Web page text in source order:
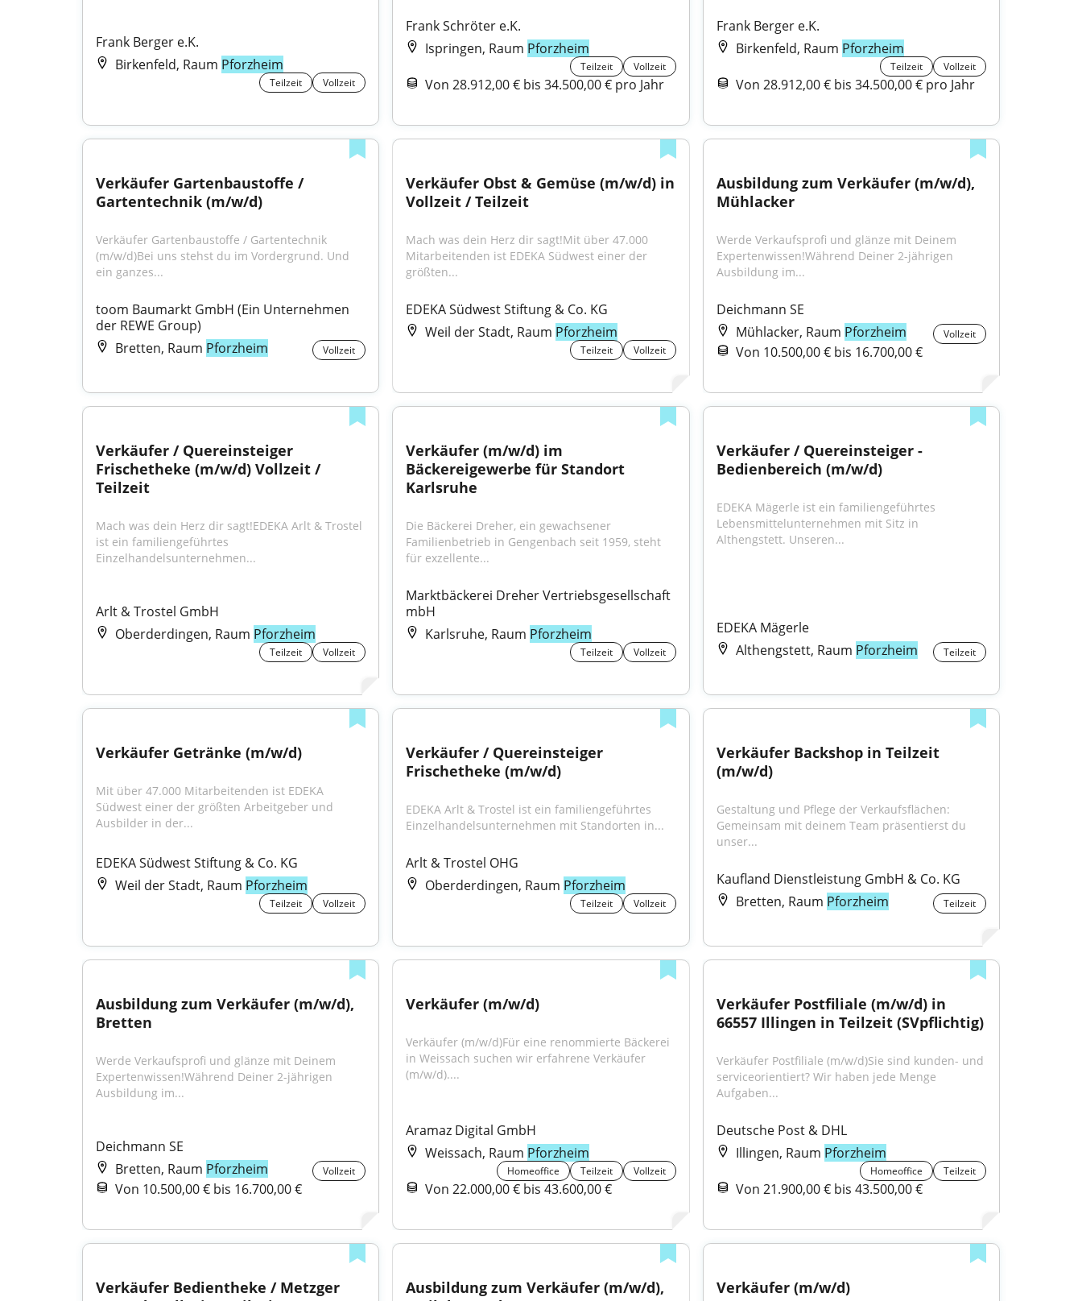
Frank Berger e.K.
Birkenfeld, Raum Pforzheim
Teilzeit Vollzeit
Frank Schröter e.K.
Ispringen, Raum Pforzheim
Teilzeit Vollzeit
Von 28.912,00 € bis 34.500,00 € pro Jahr
Frank Berger e.K.
Birkenfeld, Raum Pforzheim
Teilzeit Vollzeit
Von 28.912,00 € bis 34.500,00 € pro Jahr
Verkäufer Gartenbaustoffe /
Gartentechnik (m/w/d)
Verkäufer Gartenbaustoffe / Gartentechnik
(m/w/d)Bei uns stehst du im Vordergrund. Und
ein ganzes...
toom Baumarkt GmbH (Ein Unternehmen
der REWE Group)
Bretten, Raum Pforzheim Vollzeit
Verkäufer Obst & Gemüse (m/w/d) in
Vollzeit / Teilzeit
Mach was dein Herz dir sagt!Mit über 47.000
Mitarbeitenden ist EDEKA Südwest einer der
größten...
EDEKA Südwest Stiftung & Co. KG
Weil der Stadt, Raum Pforzheim
Teilzeit Vollzeit
Ausbildung zum Verkäufer (m/w/d),
Mühlacker
Werde Verkaufsprofi und glänze mit Deinem
Expertenwissen!Während Deiner 2-jährigen
Ausbildung im...
Deichmann SE
Mühlacker, Raum Pforzheim Vollzeit
Von 10.500,00 € bis 16.700,00 €
Verkäufer / Quereinsteiger
Frischetheke (m/w/d) Vollzeit /
Teilzeit
Mach was dein Herz dir sagt!EDEKA Arlt & Trostel
ist ein familiengeführtes
Einzelhandelsunternehmen...
Arlt & Trostel GmbH
Oberderdingen, Raum Pforzheim
Teilzeit Vollzeit
Verkäufer (m/w/d) im
Bäckereigewerbe für Standort
Karlsruhe
Die Bäckerei Dreher, ein gewachsener
Familienbetrieb in Gengenbach seit 1959, steht
für exzellente...
Marktbäckerei Dreher Vertriebsgesellschaft
mbH
Karlsruhe, Raum Pforzheim
Teilzeit Vollzeit
Verkäufer / Quereinsteiger -
Bedienbereich (m/w/d)
EDEKA Mägerle ist ein familiengeführtes
Lebensmittelunternehmen mit Sitz in
Althengstett. Unseren...
EDEKA Mägerle
Althengstett, Raum Pforzheim Teilzeit
Verkäufer Getränke (m/w/d)
Mit über 47.000 Mitarbeitenden ist EDEKA
Südwest einer der größten Arbeitgeber und
Ausbilder in der...
EDEKA Südwest Stiftung & Co. KG
Weil der Stadt, Raum Pforzheim
Teilzeit Vollzeit
Verkäufer / Quereinsteiger
Frischetheke (m/w/d)
EDEKA Arlt & Trostel ist ein familiengeführtes
Einzelhandelsunternehmen mit Standorten in...
Arlt & Trostel OHG
Oberderdingen, Raum Pforzheim
Teilzeit Vollzeit
Verkäufer Backshop in Teilzeit
(m/w/d)
Gestaltung und Pflege der Verkaufsflächen:
Gemeinsam mit deinem Team präsentierst du
unser...
Kaufland Dienstleistung GmbH & Co. KG
Bretten, Raum Pforzheim Teilzeit
Ausbildung zum Verkäufer (m/w/d),
Bretten
Werde Verkaufsprofi und glänze mit Deinem
Expertenwissen!Während Deiner 2-jährigen
Ausbildung im...
Deichmann SE
Bretten, Raum Pforzheim Vollzeit
Von 10.500,00 € bis 16.700,00 €
Verkäufer (m/w/d)
Verkäufer (m/w/d)Für eine renommierte Bäckerei
in Weissach suchen wir erfahrene Verkäufer
(m/w/d)....
Aramaz Digital GmbH
Weissach, Raum Pforzheim
Homeoffice Teilzeit Vollzeit
Von 22.000,00 € bis 43.600,00 €
Verkäufer Postfiliale (m/w/d) in
66557 Illingen in Teilzeit (SVpflichtig)
Verkäufer Postfiliale (m/w/d)Sie sind kunden- und
serviceorientiert? Wir haben jede Menge
Aufgaben...
Deutsche Post & DHL
Illingen, Raum Pforzheim
Homeoffice Teilzeit
Von 21.900,00 € bis 43.500,00 €
Verkäufer Bedientheke / Metzger
Ausbildung zum Verkäufer (m/w/d),
Verkäufer (m/w/d)